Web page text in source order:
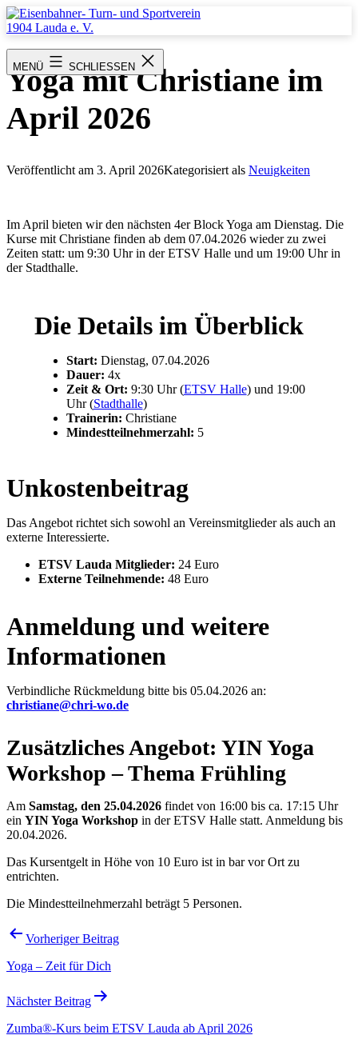
Zum
Inhalt
Turn-
und
Sportverein
Lauda
e.
MENÜ SCHLIESSEN
Yoga mit Christiane im
April 2026
Veröffentlicht am 3. April 2026Kategorisiert als Neuigkeiten
Im April bieten wir den nächsten 4er Block Yoga am Dienstag. Die
Kurse mit Christiane finden ab dem 07.04.2026 wieder zu zwei
Zeiten statt: um 9:30 Uhr in der ETSV Halle und um 19:00 Uhr in
der Stadthalle.
Die Details im Überblick
Start: Dienstag, 07.04.2026
Dauer: 4x
Zeit & Ort: 9:30 Uhr (ETSV Halle) und 19:00
Uhr (Stadthalle)
Trainerin: Christiane
Mindestteilnehmerzahl: 5
Unkostenbeitrag
Das Angebot richtet sich sowohl an Vereinsmitglieder als auch an
externe Interessierte.
ETSV Lauda Mitglieder: 24 Euro
Externe Teilnehmende: 48 Euro
Anmeldung und weitere
Informationen
Verbindliche Rückmeldung bitte bis 05.04.2026 an:
christiane@chri-wo.de
Zusätzliches Angebot: YIN Yoga
Workshop – Thema Frühling
Am Samstag, den 25.04.2026 findet von 16:00 bis ca. 17:15 Uhr
ein YIN Yoga Workshop in der ETSV Halle statt. Anmeldung bis
20.04.2026.
Das Kursentgelt in Höhe von 10 Euro ist in bar vor Ort zu
entrichten.
Die Mindestteilnehmerzahl beträgt 5 Personen.
Beitragsnavigation
Vorheriger Beitrag
Yoga – Zeit für Dich
Nächster Beitrag
Zumba®-Kurs beim ETSV Lauda ab April 2026